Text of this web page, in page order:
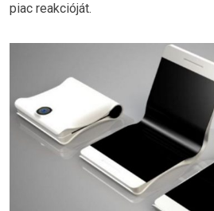
piac reakcióját.